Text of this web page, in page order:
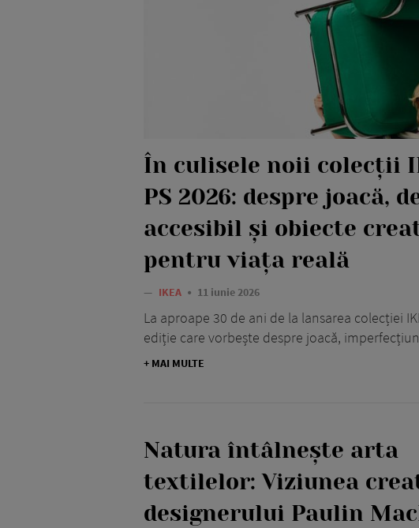
În culisele noii colecții
PS 2026: despre joacă,
accesibil și obiecte
pentru viața reală
— IKEA 11 iunie 2026
La aproape 30 de ani de la lansarea colecției
ediție care vorbește despre joacă,
+ MAI MULTE
Natura întâlnește arta
textilelor: Viziunea
designerului Paulin